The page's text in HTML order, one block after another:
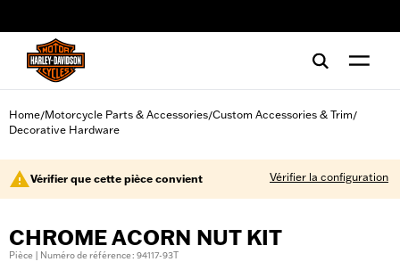
Home/Motorcycle Parts & Accessories/Custom Accessories & Trim/
Decorative Hardware
Vérifier que cette pièce convient Vérifier la configuration
CHROME ACORN NUT KIT
Pièce | Numéro de référence : 94117-93T